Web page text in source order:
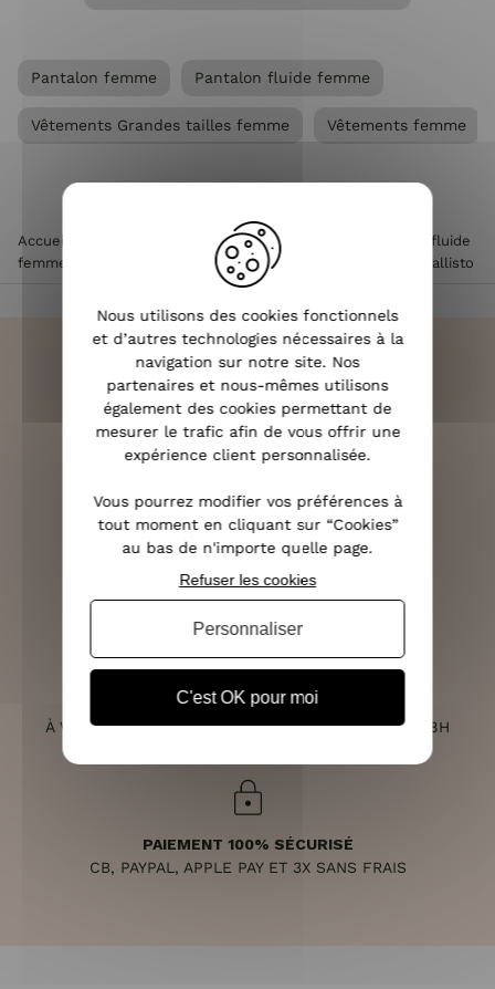
Pantalon femme Pantalon fluide femme
Vêtements Grandes tailles femme Vêtements femme
Accueil >Pantalon femme
Pantalon fluide
femme
Pantalon femme élastiqué coupe large et fluide Callisto
LIVRAISON RAPIDE
OFFERTE DÈS 70€
(VOIR LES CONDITIONS)
SERVICE CLIENT
À VOTRE ÉCOUTE DU LUNDI AU SAMEDI DE 10H À 18H
PAIEMENT 100% SÉCURISÉ
CB, PAYPAL, APPLE PAY ET 3X SANS FRAIS
Nous utilisons des cookies fonctionnels
et d’autres technologies nécessaires à la
navigation sur notre site. Nos
partenaires et nous-mêmes utilisons
également des cookies permettant de
mesurer le trafic afin de vous offrir une
expérience client personnalisée.
Vous pourrez modifier vos préférences à
tout moment en cliquant sur “Cookies”
au bas de n'importe quelle page.
C'est OK pour moi
Refuser les cookies
Personnaliser